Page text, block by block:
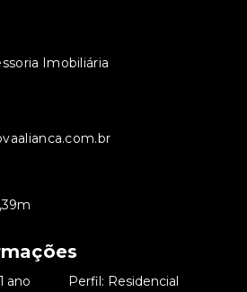
Imobiliária
ano Perfil: Residencial